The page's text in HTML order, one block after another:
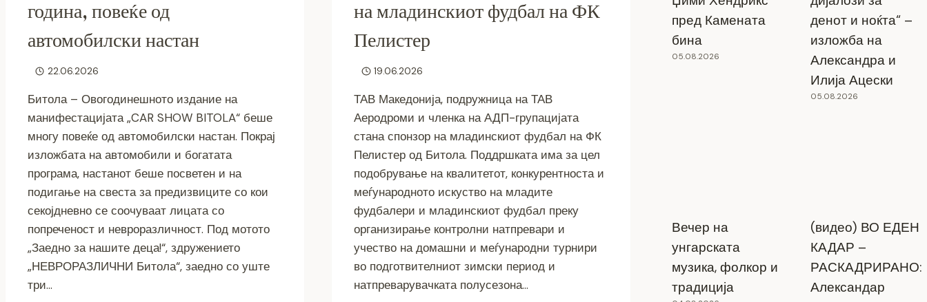
година, повеќе од
автомобилски настан
22.06.2026
Битола – Овогодинешното издание на
манифестацијата „CAR SHOW BITOLA“ беше
многу повеќе од автомобилски настан. Покрај
изложбата на автомобили и богатата
програма, настанот беше посветен и на
подигање на свеста за предизвиците со кои
секојдневно се соочуваат лицата со
попреченост и невроразличност. Под мотото
„Заедно за нашите деца!“, здружението
„НЕВРОРАЗЛИЧНИ Битола“, заедно со уште
три…
на младинскиот фудбал на ФК
Пелистер
19.06.2026
ТАВ Македонија, подружница на ТАВ
Аеродроми и членка на АДП-групацијата
стана спонзор на младинскиот фудбал на ФК
Пелистер од Битола. Поддршката има за цел
подобрување на квалитетот, конкурентноста и
меѓународното искуство на младите
фудбалери и младинскиот фудбал преку
организирање контролни натпревари и
учество на домашни и меѓународни турнири
во подготвителниот зимски период и
натпреварувачката полусезона…
пред Камената
бина
05.08.2026
денот и ноќта“ –
изложба на
Александра и
Илија Ацески
05.08.2026
Вечер на
унгарската
музика, фолкор и
традиција
(видео) ВО ЕДЕН
КАДАР –
РАСКАДРИРАНО:
Александар